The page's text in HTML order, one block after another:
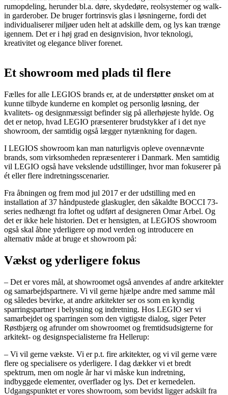
rumopdeling, herunder bl.a. døre, skydedøre, reolsystemer og walk-
in garderober. De bruger fortrinsvis glas i løsningerne, fordi det
individualiserer miljøer uden helt at adskille dem, og lys kan trænge
igennem. Det er i høj grad en designvision, hvor teknologi,
kreativitet og elegance bliver forenet.
Et showroom med plads til flere
Fælles for alle LEGIOS brands er, at de understøtter ønsket om at
kunne tilbyde kunderne en komplet og personlig løsning, der
kvalitets- og designmæssigt befinder sig på allerhøjeste hylde. Og
det er netop, hvad LEGIO præsenterer brudstykker af i det nye
showroom, der samtidig også lægger nytænkning for dagen.
I LEGIOS showroom kan man naturligvis opleve ovennævnte
brands, som virksomheden repræsenterer i Danmark. Men samtidig
vil LEGIO også have vekslende udstillinger, hvor man fokuserer på
ét eller flere indretningsscenarier.
Fra åbningen og frem mod jul 2017 er der udstilling med en
installation af 37 håndpustede glaskugler, den såkaldte BOCCI 73-
series nedhængt fra loftet og udført af designeren Omar Arbel. Og
det er ikke hele historien. Det er hensigten, at LEGIOS showroom
også skal åbne yderligere op mod verden og introducere en
alternativ måde at bruge et showroom på:
Vækst og yderligere fokus
– Det er vores mål, at showroomet også anvendes af andre arkitekter
og samarbejdspartnere. Vi vil gerne hjælpe andre med samme mål
og således bevirke, at andre arkitekter ser os som en kyndig
sparringspartner i belysning og indretning. Hos LEGIO ser vi
samarbejdet og sparringen som den vigtigste dialog, siger Peter
Røstbjærg og afrunder om showroomet og fremtidsudsigterne for
arkitekt- og designspecialisterne fra Hellerup:
– Vi vil gerne vækste. Vi er p.t. fire arkitekter, og vi vil gerne være
flere og specialisere os yderligere. I dag dækker vi et bredt
spektrum, men om nogle år har vi måske kun indretning,
indbyggede elementer, overflader og lys. Det er kernedelen.
Udgangspunktet er vores showroom, som bevidst ligger adskilt fra